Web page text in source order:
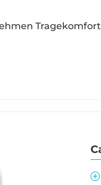
Tragekomfort